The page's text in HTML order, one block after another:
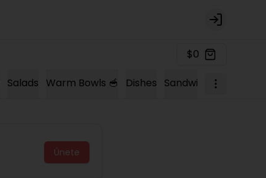
Login
$0
Salads Warm Bowls 🥣 Dishes Sandwich 🍔
Únete